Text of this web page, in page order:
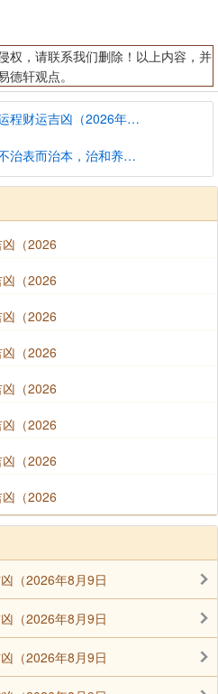
权，请联系我们删除！以上内容，并
德轩观点。
生肖属猪人今日运势运程财运吉凶（2026年8月9日）详解查询
中医养生学强调治病不治表而治本，治和养兼顾是有必要的
（2026
（2026
（2026
（2026
（2026
（2026
（2026
（2026
（2026年8月9日
（2026年8月9日
（2026年8月9日